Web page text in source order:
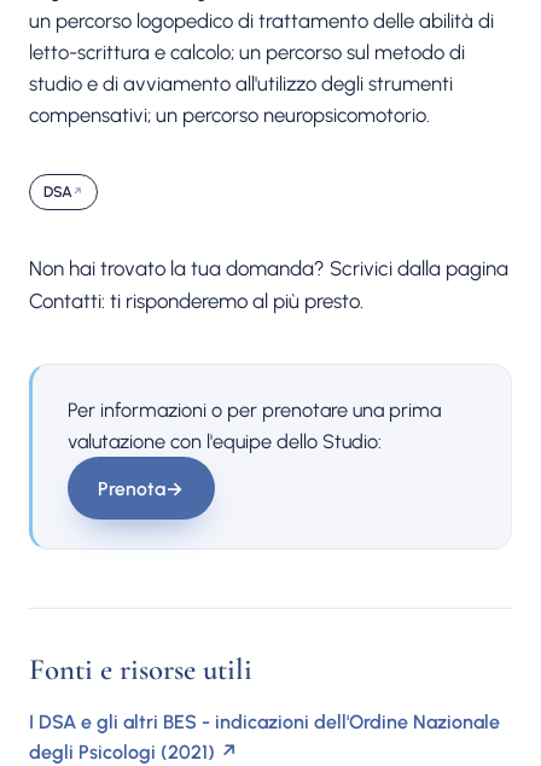
un percorso logopedico di trattamento delle abilità di
letto-scrittura e calcolo; un percorso sul metodo di
studio e di avviamento all'utilizzo degli strumenti
compensativi; un percorso neuropsicomotorio.
DSA
Non hai trovato la tua domanda? Scrivici dalla pagina
Contatti: ti risponderemo al più presto.
Per informazioni o per prenotare una prima
valutazione con l'equipe dello Studio:
Prenota→
Fonti e risorse utili
I DSA e gli altri BES - indicazioni dell'Ordine Nazionale
degli Psicologi (2021) ↗